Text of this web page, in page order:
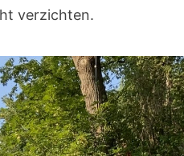
verzichten.